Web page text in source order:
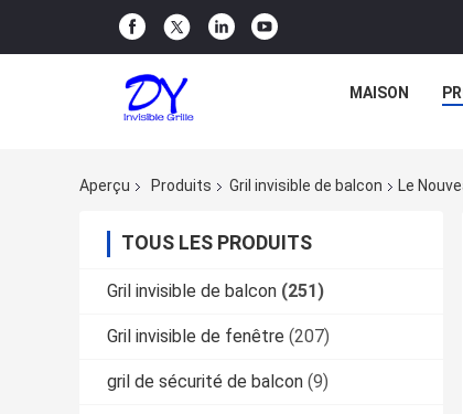
MAISON
Aperçu Produits Gril invisible de balcon Le
TOUS LES PRODUITS
Gril invisible de balcon (251)
Gril invisible de fenêtre (207)
gril de sécurité de balcon (9)